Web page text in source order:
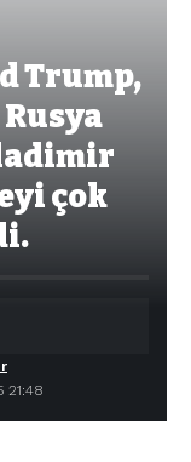
Trump,
çok
21:48